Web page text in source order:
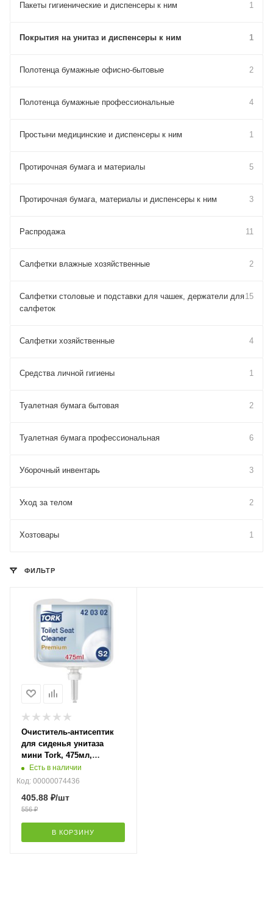
Пакеты гигиенические и диспенсеры к ним 1
Покрытия на унитаз и диспенсеры к ним 1
Полотенца бумажные офисно-бытовые 2
Полотенца бумажные профессиональные 4
Простыни медицинские и диспенсеры к ним 1
Протирочная бумага и материалы 5
Протирочная бумага, материалы и диспенсеры к ним 3
Распродажа 11
Салфетки влажные хозяйственные 2
Салфетки столовые и подставки для чашек, держатели для
салфеток
15
Салфетки хозяйственные 4
Средства личной гигиены 1
Туалетная бумага бытовая 2
Туалетная бумага профессиональная 6
Уборочный инвентарь 3
Уход за телом 2
Хозтовары 1
ФИЛЬТР
Очиститель-антисептик
для сиденья унитаза
мини Tork, 475мл,
бесцветный, система S2,
420302
Есть в наличии
Код: 00000074436
405.88 ₽/шт
556₽
В КОРЗИНУ